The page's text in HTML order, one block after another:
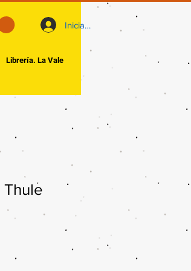
Iniciar sesión
Librería. La Vale
Thule